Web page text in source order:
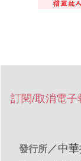
訂閱/取消電子
發行所／ 中